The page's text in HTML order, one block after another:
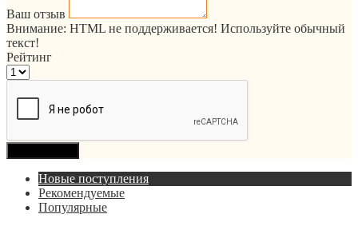
Ваш отзыв
Внимание: HTML не поддерживается! Используйте обычный
текст!
Рейтинг
Новые поступления
Рекомендуемые
Популярные